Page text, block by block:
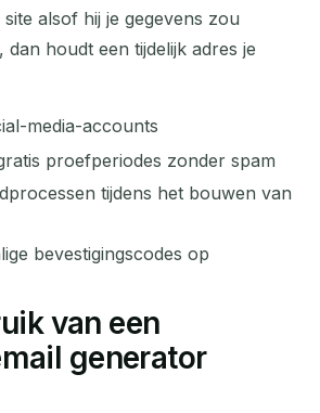
alsof hij je gegevens zou
houdt een tijdelijk adres je
media-accounts
proefperiodes zonder spam
tijdens het bouwen van
bevestigingscodes op
van een
generator